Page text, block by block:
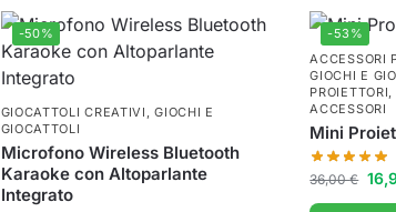
-50%
GIOCATTOLI CREATIVI ,GIOCHI E
GIOCATTOLI
Microfono Wireless Bluetooth
Karaoke con Altoparlante
Integrato
-53%
ACCESSORI
GIOCHI E
PROIETTORI,
ACCESSORI
Mini
36,00€